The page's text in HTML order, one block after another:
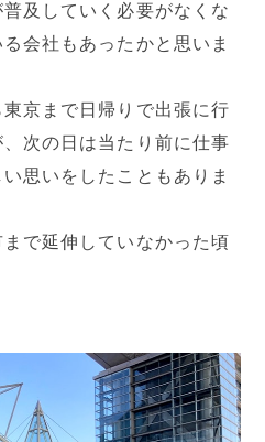
及していく必要がなくな
会社もあったかと思いま
京まで日帰りで出張に行
次の日は当たり前に仕事
思いをしたこともありま
で延伸していなかった頃